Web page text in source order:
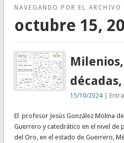
NAVEGANDO POR EL ARCHIVO
octubre 15,
15/10/2024 |
El profesor Jesús González Molina
Guerrero y catedrático en el nivel de
del Oro, en el estado de Guerrero,